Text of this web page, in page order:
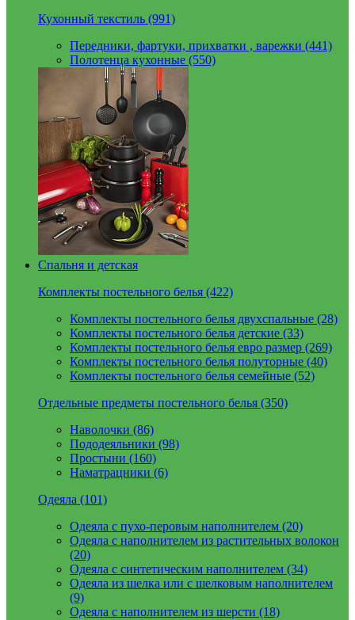
Кухонный текстиль (991)
Передники, фартуки, прихватки , варежки (441)
Полотенца кухонные (550)
Спальня и детская
Комплекты постельного белья (422)
Комплекты постельного белья двухспальные (28)
Комплекты постельного белья детские (33)
Комплекты постельного белья евро размер (269)
Комплекты постельного белья полуторные (40)
Комплекты постельного белья семейные (52)
Отдельные предметы постельного белья (350)
Наволочки (86)
Пододеяльники (98)
Простыни (160)
Наматрацники (6)
Одеяла (101)
Одеяла с пухо-перовым наполнителем (20)
Одеяла с наполнителем из растительных волокон
(20)
Одеяла с синтетическим наполнителем (34)
Одеяла из шелка или с шелковым наполнителем
(9)
Одеяла с наполнителем из шерсти (18)